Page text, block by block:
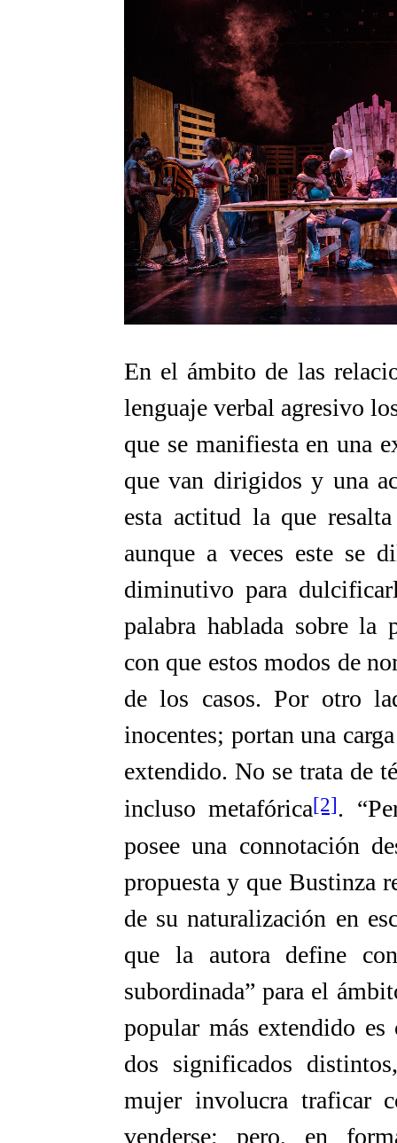
En el ámbito de las
lenguaje verbal agresivo
que se manifiesta en una
que van dirigidos y una
esta actitud la que
aunque a veces este se
diminutivo para
palabra hablada sobre la
con que estos modos de
de los casos. Por otro
inocentes; portan una
extendido. No se trata de
incluso metafórica[2].
posee una connotación
propuesta y que Bustinza
de su naturalización en
que la autora define
subordinada” para el
popular más extendido
dos significados
mujer involucra traficar
venderse; pero, en